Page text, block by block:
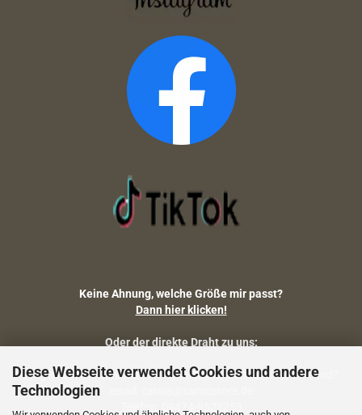
Diese Webseite verwendet Cookies und andere
Technologien
Keine Ahnung, welche Größe mir passt?
Dann hier klicken!
Oder der direkte Draht zu uns:
Fragen zu Artikelmaßen, Warenbestand, Lieferstatus, Versand?